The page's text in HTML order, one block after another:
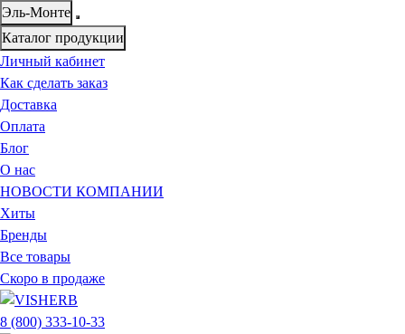
Эль-Монте
Каталог продукции
Личный кабинет
Как сделать заказ
Доставка
Оплата
Блог
О нас
НОВОСТИ КОМПАНИИ
Хиты
Бренды
Все товары
Скоро в продаже
8 (800) 333-10-33